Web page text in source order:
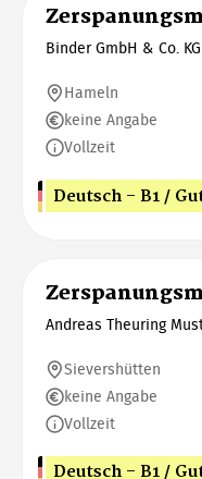
Binder GmbH & Co. KG
Hameln
keine Angabe
Vollzeit
Deutsch - B1 /
Andreas Theuring
Sievershütten
keine Angabe
Vollzeit
Deutsch - B1 /